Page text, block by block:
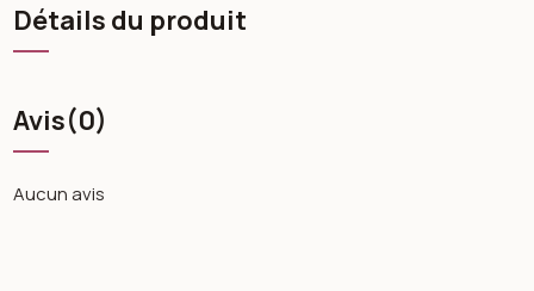
Détails du produit
Avis(0)
Aucun avis